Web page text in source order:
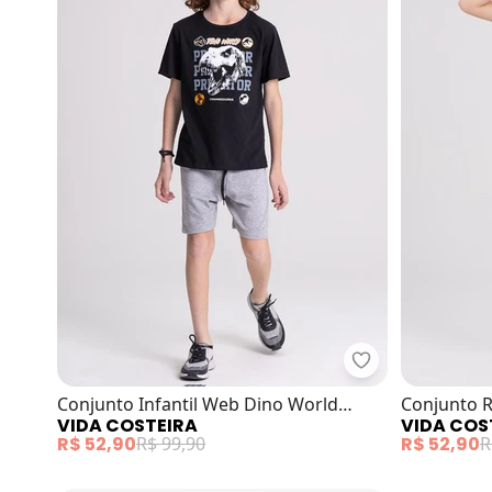
Vida Costeira -
Conjunto Infantil Web Dino World
(Preto)
VIDA COSTEIRA
R$ 52,90R$ 99,90
Conjunto
(Bege)
VIDA
R$ 52,90